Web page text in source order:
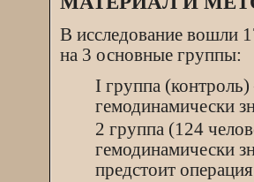
В исследование вошли
на 3 основные группы:
I группа
гемодинамически
2 группа (124
гемодинамически
предстоит